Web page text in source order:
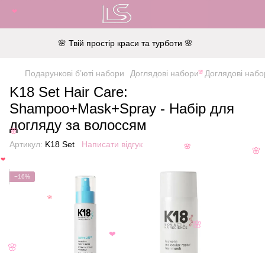
🌸 Твій простір краси та турботи 🌸
Подарункові б’юті набори Доглядові набори Доглядові
K18 Set Hair Care:
Shampoo+Mask+Spray - Набір для
догляду за волоссям
Артикул: K18 Set Написати відгук
−16%
🌸